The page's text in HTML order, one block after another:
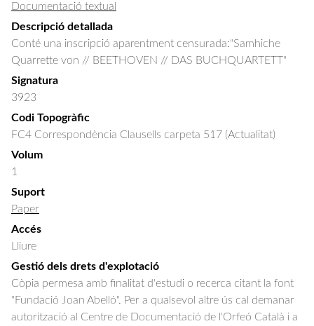
Documentació textual
Descripció detallada
Conté una inscripció aparentment censurada:"Samhiche
Quarrette von // BEETHOVEN // DAS BUCHQUARTETT"
Signatura
3923
Codi Topogràfic
FC4 Correspondència Clausells carpeta 517 (Actualitat)
Volum
1
Suport
Paper
Accés
Lliure
Gestió dels drets d'explotació
Còpia permesa amb finalitat d'estudi o recerca citant la font
"Fundació Joan Abelló". Per a qualsevol altre ús cal demanar
autorització al Centre de Documentació de l'Orfeó Català i a